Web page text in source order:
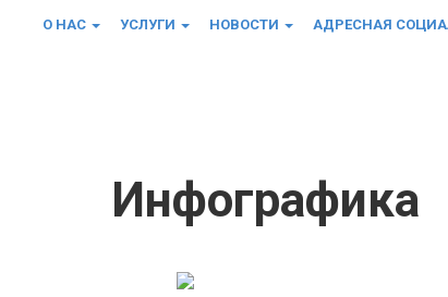
О НАС УСЛУГИ НОВОСТИ АДРЕСНАЯ
Инфографика